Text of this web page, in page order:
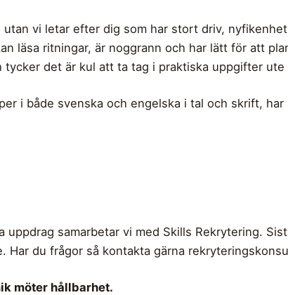
vi letar efter dig som har stort driv,
läsa ritningar, är noggrann och har lätt för att
tycker det är kul att ta tag i praktiska uppgifter
i både svenska och engelska i tal och skrift,
uppdrag samarbetar vi med Skills Rekrytering.
Har du frågor så kontakta gärna
möter hållbarhet.